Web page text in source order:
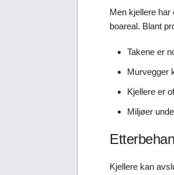
Men kjellere har
boareal. Blant
Takene er
Murvegger
Kjellere er
Miljøer
Kjellere kan